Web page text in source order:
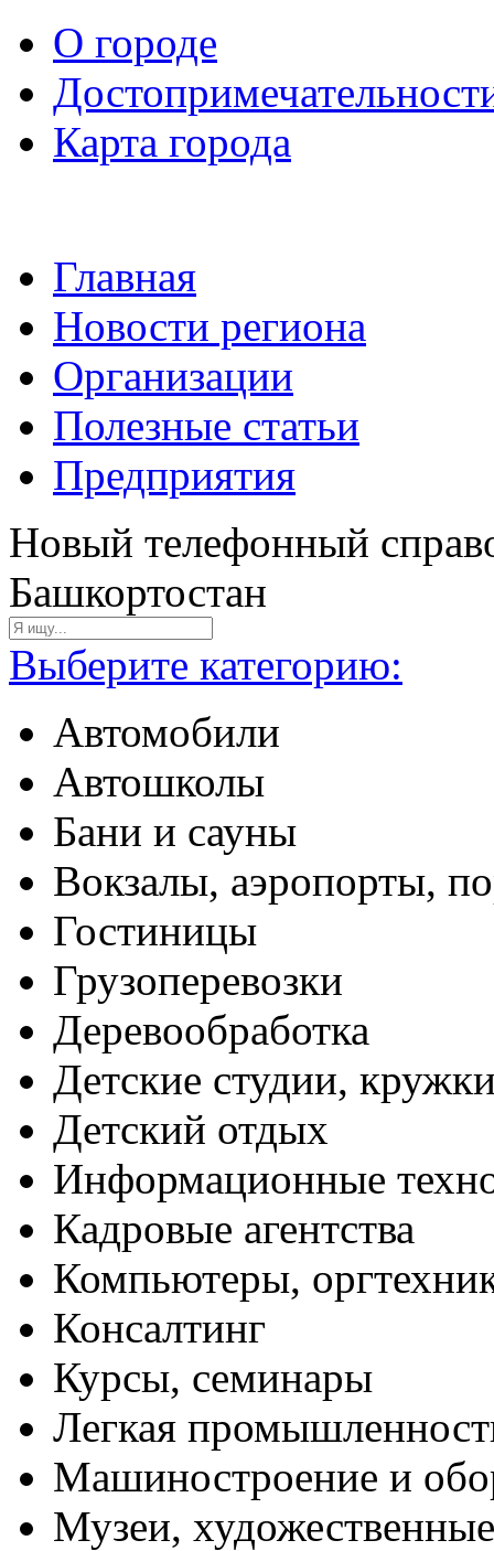
О городе
Карта города
Главная
Новости региона
Организации
Полезные статьи
Предприятия
Новый телефонный
Башкортостан
Выберите категорию:
Автомобили
Автошколы
Бани и сауны
Вокзалы, аэропорты,
Гостиницы
Грузоперевозки
Деревообработка
Детские студии,
Детский отдых
Информационные
Кадровые агентства
Компьютеры,
Консалтинг
Курсы, семинары
Легкая
Машиностроение и
Музеи,